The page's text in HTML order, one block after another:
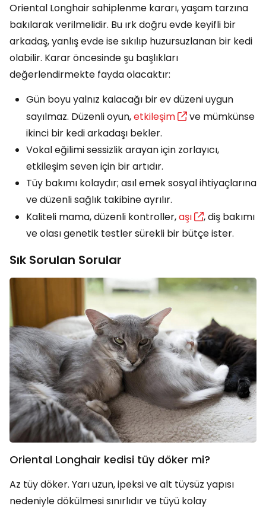
Oriental Longhair sahiplenme kararı, yaşam tarzına
bakılarak verilmelidir. Bu ırk doğru evde keyifli bir
arkadaş, yanlış evde ise sıkılıp huzursuzlanan bir kedi
olabilir. Karar öncesinde şu başlıkları
değerlendirmekte fayda olacaktır:
Gün boyu yalnız kalacağı bir ev düzeni uygun
sayılmaz. Düzenli oyun,etkileşim
ve mümkünse
ikinci bir kedi arkadaşı bekler.
Vokal eğilimi sessizlik arayan için zorlayıcı,
etkileşim seven için bir artıdır.
Tüy bakımı kolaydır; asıl emek sosyal ihtiyaçlarına
ve düzenli sağlık takibine ayrılır.
Kaliteli mama, düzenli kontroller,aşı
, diş bakımı
ve olası genetik testler sürekli bir bütçe ister.
Sık Sorulan Sorular
Oriental Longhair kedisi tüy döker mi?
Az tüy döker. Yarı uzun, ipeksi ve alt tüysüz yapısı
nedeniyle dökülmesi sınırlıdır ve tüyü kolay